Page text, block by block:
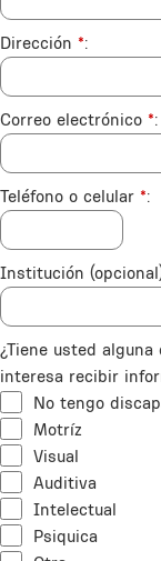
Dirección *
Correo electrónico *
Teléfono o celular *
Institución
¿Tiene usted
interesa recibir
No tengo
Motríz
Visual
Auditiva
Intelectual
Psiquica